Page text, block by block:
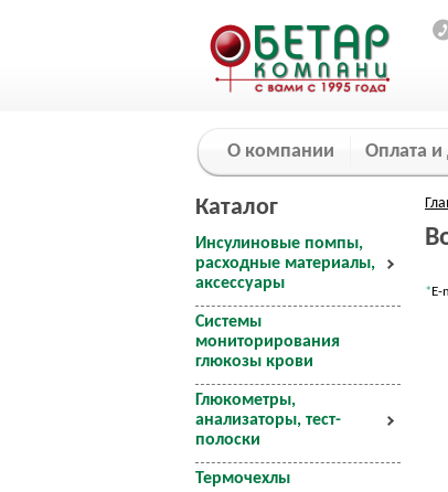
О компании Оплата и
Каталог
Инсулиновые помпы,
расходные материалы,
аксессуары
Системы
мониторирования
глюкозы крови
Глюкометры,
анализаторы, тест-
полоски
Термочехлы
*E-